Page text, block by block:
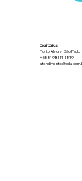
Escritórios:
Porto Alegre | São Paulo
+55 51 98111-1819